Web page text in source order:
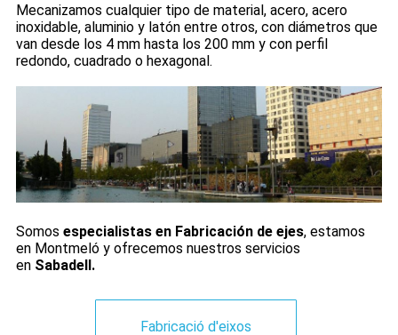
Mecanizamos cualquier tipo de material, acero, acero
inoxidable, aluminio y latón entre otros, con diámetros que
van desde los 4 mm hasta los 200 mm y con perfil
redondo, cuadrado o hexagonal.
Somos especialistas en Fabricación de ejes, estamos
en Montmeló y ofrecemos nuestros servicios
en Sabadell.
Fabricació d'eixos